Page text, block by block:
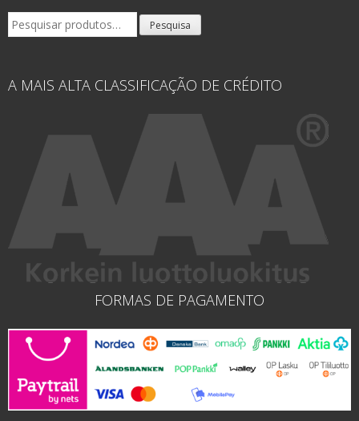
Pesquisar
por:
Pesquisa
A MAIS ALTA CLASSIFICAÇÃO DE CRÉDITO
FORMAS DE PAGAMENTO